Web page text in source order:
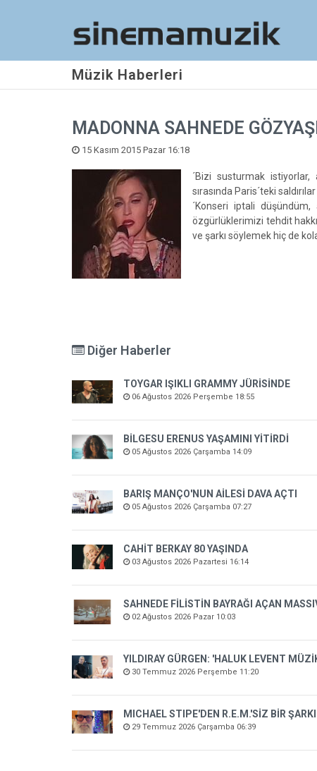
Müzik Haberleri
MADONNA SAHNEDE
15 Kasım 2015 Pazar 16:18
´Bizi susturmak
sırasında Paris´teki
´Konseri iptali
özgürlüklerimizi tehdit
ve şarkı söylemek hiç de
Diğer Haberler
TOYGAR IŞIKLI GRAMMY JÜRİSİNDE
06 Ağustos 2026 Perşembe 18:55
BİLGESU ERENUS YAŞAMINI YİTİRDİ
05 Ağustos 2026 Çarşamba 14:09
BARIŞ MANÇO'NUN AİLESİ DAVA AÇTI
05 Ağustos 2026 Çarşamba 07:27
CAHİT BERKAY 80 YAŞINDA
03 Ağustos 2026 Pazartesi 16:14
SAHNEDE FİLİSTİN BAYRAĞI AÇAN
02 Ağustos 2026 Pazar 10:03
YILDIRAY GÜRGEN: 'HALUK LEVENT
30 Temmuz 2026 Perşembe 11:20
MICHAEL STIPE'DEN R.E.M.'SİZ BİR
29 Temmuz 2026 Çarşamba 06:39